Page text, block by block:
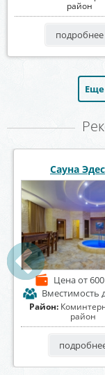
район
подробнее
СПА комплекс
Ценаот
Вместимость
Район: